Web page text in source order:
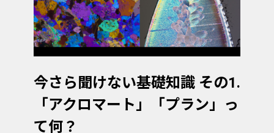
今さら聞けない基礎知識 その1.
「アクロマート」「プラン」っ
て何？